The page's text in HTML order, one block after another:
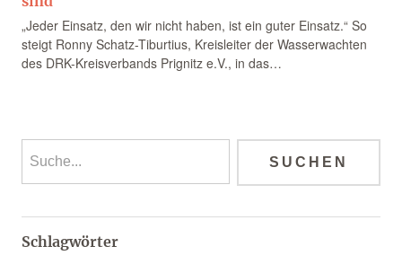
„Jeder Einsatz, den wir nicht haben, ist ein guter Einsatz.“ So
steigt Ronny Schatz-Tiburtius, Kreisleiter der Wasserwachten
des DRK-Kreisverbands Prignitz e.V., in das…
Schlagwörter